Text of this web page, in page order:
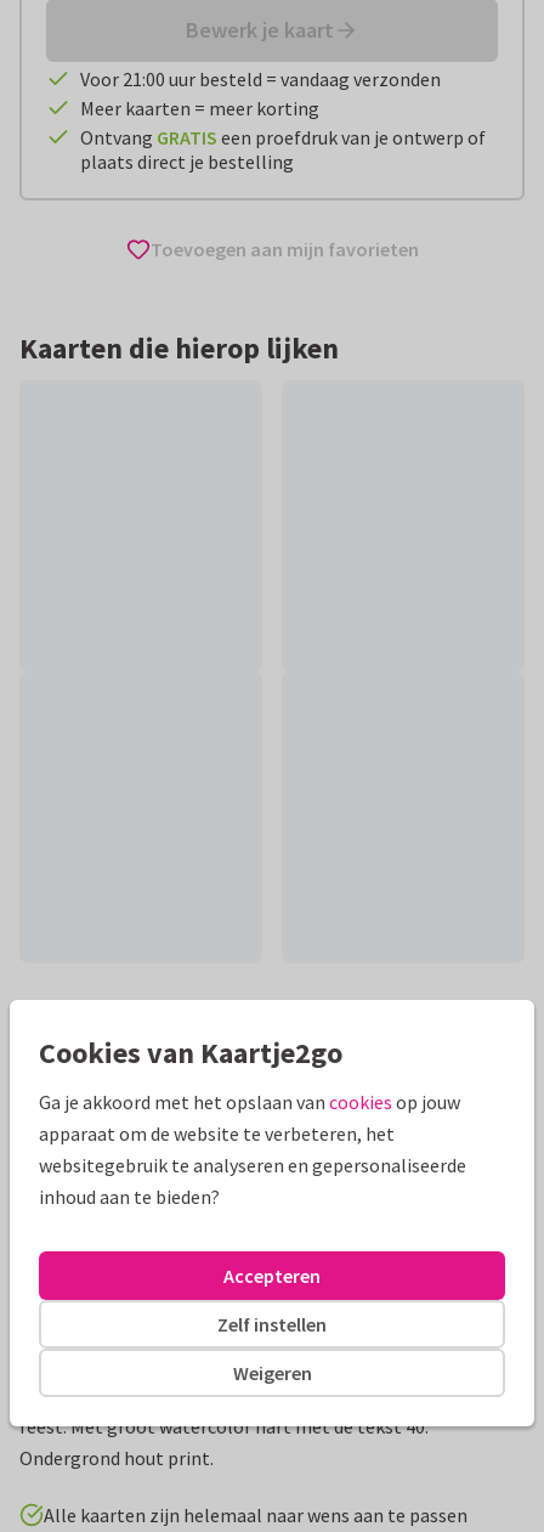
Bewerk je kaart
Voor 21:00 uur besteld = vandaag verzonden
Meer kaarten = meer korting
Ontvang GRATIS een proefdruk van je ontwerp of
plaats direct je bestelling
Toevoegen aan mijn favorieten
Kaarten die hierop lijken
Productinformatie
Stijlvolle uitnodiging voor een 40 jarig huwelijksjubileum
feest. Met groot watercolor hart met de tekst 40.
Ondergrond hout print.
Alle kaarten zijn helemaal naar wens aan te passen
Cookies van Kaartje2go
Ga je akkoord met het opslaan van cookies op jouw
apparaat om de website te verbeteren, het
websitegebruik te analyseren en gepersonaliseerde
inhoud aan te bieden?
Weigeren
Zelf instellen
Accepteren